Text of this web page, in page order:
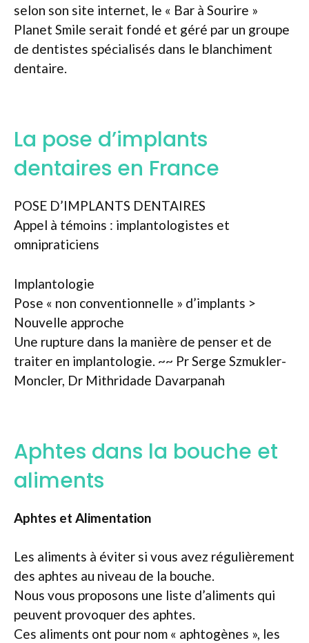
selon son site internet, le « Bar à Sourire »
Planet Smile serait fondé et géré par un groupe
de dentistes spécialisés dans le blanchiment
dentaire.
La pose d’implants
dentaires en France
POSE D’IMPLANTS DENTAIRES
Appel à témoins : implantologistes et
omnipraticiens
Implantologie
Pose « non conventionnelle » d’implants >
Nouvelle approche
Une rupture dans la manière de penser et de
traiter en implantologie. ~~ Pr Serge Szmukler-
Moncler, Dr Mithridade Davarpanah
Aphtes dans la bouche et
aliments
Aphtes et Alimentation
Les aliments à éviter si vous avez régulièrement
des aphtes au niveau de la bouche.
Nous vous proposons une liste d’aliments qui
peuvent provoquer des aphtes.
Ces aliments ont pour nom « aphtogènes », les